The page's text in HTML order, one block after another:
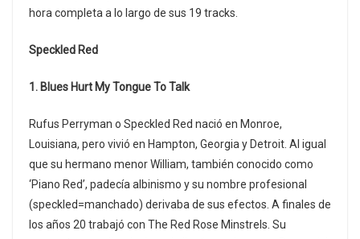
hora completa a lo largo de sus 19 tracks.
Speckled Red
1. Blues Hurt My Tongue To Talk
Rufus Perryman o Speckled Red nació en Monroe,
Louisiana, pero vivió en Hampton, Georgia y Detroit. Al igual
que su hermano menor William, también conocido como
‘Piano Red’, padecía albinismo y su nombre profesional
(speckled=manchado) derivaba de sus efectos. A finales de
los años 20 trabajó con The Red Rose Minstrels. Su